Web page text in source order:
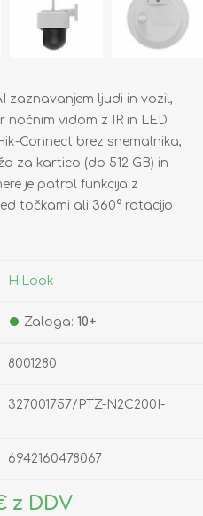
zaznavanjem ljudi in vozil,
vidom z IR in LED
Connect brez snemalnika,
za kartico (do 512 GB) in
je patrol funkcija z
točkami ali 360° rotacijo
HiLook
Zaloga: 10+
8001280
327001757/PTZ-N2C200I-
6942160478067
z DDV